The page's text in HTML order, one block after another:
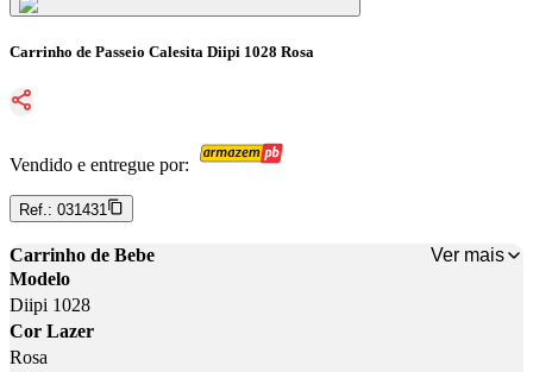
Carrinho de Passeio Calesita Diipi 1028 Rosa
Vendido e entregue por:
Ref.: 031431
Carrinho de Bebe
Ver mais
Modelo
Diipi 1028
Cor Lazer
Rosa